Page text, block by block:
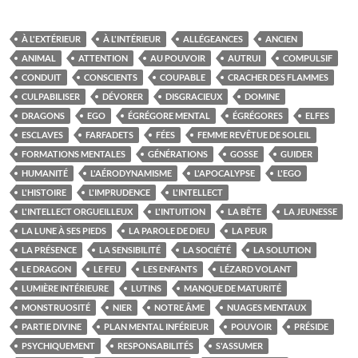
À L'EXTÉRIEUR À L'INTÉRIEUR ALLÉGEANCES
ANCIEN
ANIMAL
ATTENTION AU POUVOIR AUTRUI
COMPULSIF
CONDUIT
CONSCIENTS COUPABLE
CRACHER DES FLAMMES
CULPABILISER
DÉVORER DISGRACIEUX
DOMINE
DRAGONS
EGO ÉGRÉGORE MENTAL ÉGRÉGORES
ELFES
ESCLAVES
FARFADETS FÉES
FEMME REVÊTUE DE SOLEIL
FORMATIONS MENTALES
GÉNÉRATIONS GOSSE
GUIDER
HUMANITÉ
L'AÉRODYNAMISME L'APOCALYPSE
L'EGO
L'HISTOIRE
L'IMPRUDENCE
L'INTELLECT
L'INTELLECT ORGUEILLEUX
L'INTUITION LA BÊTE
LA JEUNESSE
LA LUNE À SES PIEDS
LA PAROLE DE DIEU
LA PEUR
LA PRÉSENCE
LA SENSIBILITÉ LA SOCIÉTÉ
LA SOLUTION
LE DRAGON
LE FEU LES ENFANTS
LÉZARD VOLANT
LUMIÈRE INTÉRIEURE
LUTINS
MANQUE DE MATURITÉ
MONSTRUOSITÉ
NIER NOTRE ÂME
NUAGES MENTAUX
PARTIE DIVINE
PLAN MENTAL INFÉRIEUR POUVOIR
PRÉSIDE
PSYCHIQUEMENT
RESPONSABILITÉS
S'ASSUMER